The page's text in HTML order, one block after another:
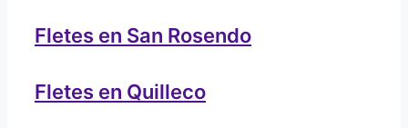
Fletes en San Rosendo
Fletes en Quilleco